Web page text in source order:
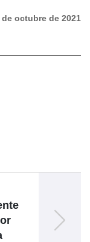
de octubre de 2021